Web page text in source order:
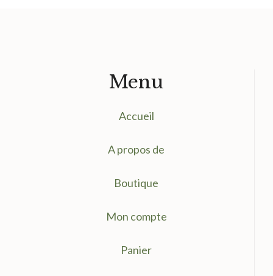
Menu
Accueil
A propos de
Boutique
Mon compte
Panier